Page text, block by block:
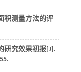
积测量方法的评
研究效果初报[J].